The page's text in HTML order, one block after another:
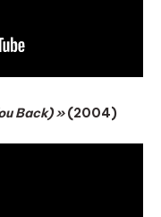
Back) »(2004)